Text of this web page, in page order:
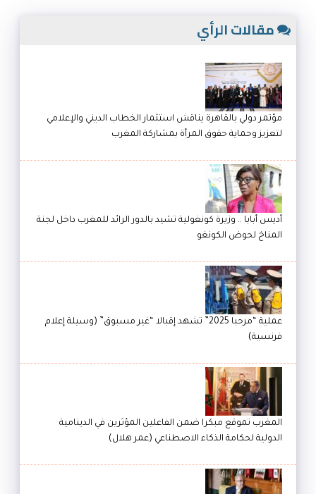
مقالات الرأي
مؤتمر دولي بالقاهرة يناقش استثمار الخطاب الديني والإعلامي
لتعزيز وحماية حقوق المرأة بمشاركة المغرب
أديس أبابا .. وزيرة كونغولية تشيد بالدور الرائد للمغرب داخل لجنة
المناخ لحوض الكونغو
عملية “مرحبا 2025” تشهد إقبالا “غير مسبوق” (وسيلة إعلام
فرنسية)
المغرب تموقع مبكرا ضمن الفاعلين المؤثرين في الدينامية
الدولية لحكامة الذكاء الاصطناعي (عمر هلال)